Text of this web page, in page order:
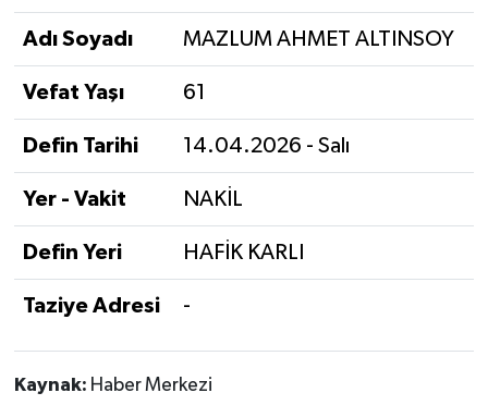
Adı Soyadı MAZLUM AHMET ALTINSOY
Vefat Yaşı 61
Defin Tarihi 14.04.2026 - Salı
Yer - Vakit NAKİL
Defin Yeri HAFİK KARLI
Taziye Adresi -
Kaynak: Haber Merkezi